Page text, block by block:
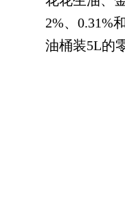
2%、0.31%
油桶装5L的